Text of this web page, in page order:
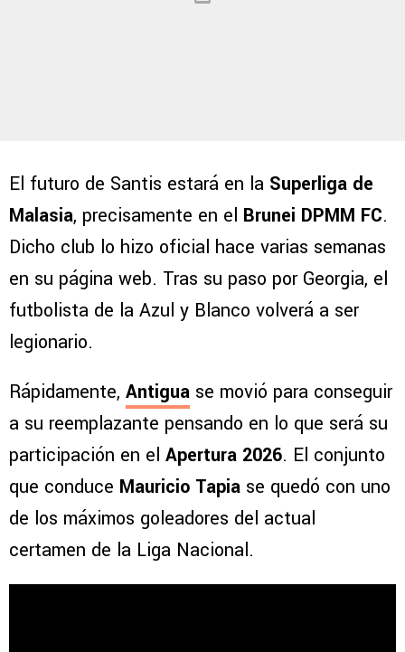
El futuro de Santis estará en la Superliga de
Malasia, precisamente en el Brunei DPMM FC.
Dicho club lo hizo oficial hace varias semanas
en su página web. Tras su paso por Georgia, el
futbolista de la Azul y Blanco volverá a ser
legionario.
Rápidamente, Antigua se movió para conseguir
a su reemplazante pensando en lo que será su
participación en el Apertura 2026. El conjunto
que conduce Mauricio Tapia se quedó con uno
de los máximos goleadores del actual
certamen de la Liga Nacional.